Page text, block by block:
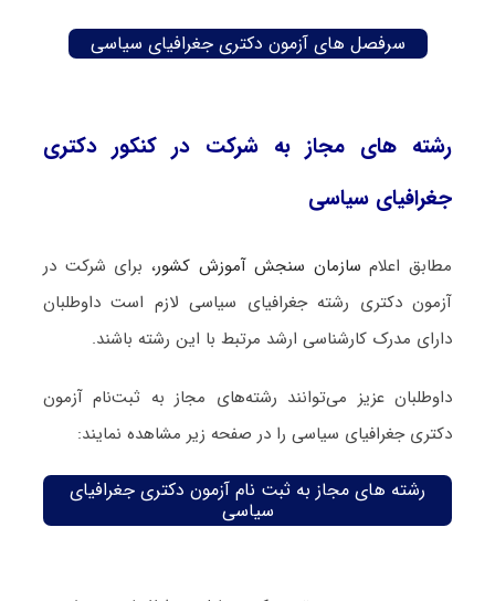
سرفصل های آزمون دکتری جغرافیای سیاسی
رشته های مجاز به شرکت در کنکور دکتری
جغرافیای سیاسی
مطابق اعلام سازمان سنجش آموزش کشور، برای شرکت در
آزمون دکتری رشته جغرافیای سیاسی لازم است داوطلبان
دارای مدرک کارشناسی ارشد مرتبط با این رشته باشند.
داوطلبان عزیز می‌توانند رشته‌های مجاز به ثبت‌نام آزمون
دکتری جغرافیای سیاسی را در صفحه زیر مشاهده نمایند:
رشته های مجاز به ثبت نام آزمون دکتری جغرافیای
سیاسی